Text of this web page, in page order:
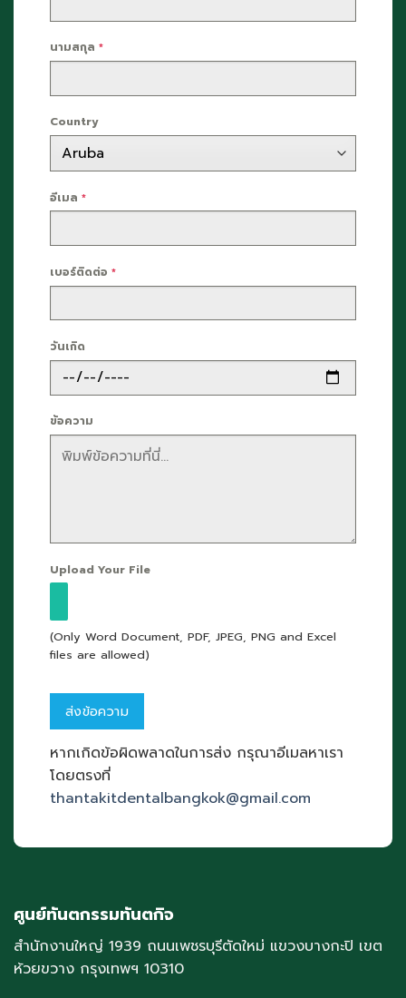
นามสกุล *
Country
อีเมล *
เบอร์ติดต่อ *
วันเกิด
ข้อความ
Upload Your File
(Only Word Document, PDF, JPEG, PNG and Excel
files are allowed)
หากเกิดข้อผิดพลาดในการส่ง กรุณาอีเมลหาเรา
โดยตรงที่
thantakitdentalbangkok@gmail.com
ศูนย์ทันตกรรมทันตกิจ
สำนักงานใหญ่ 1939 ถนนเพชรบุรีตัดใหม่ แขวงบางกะปิ เขต
ห้วยขวาง กรุงเทพฯ 10310